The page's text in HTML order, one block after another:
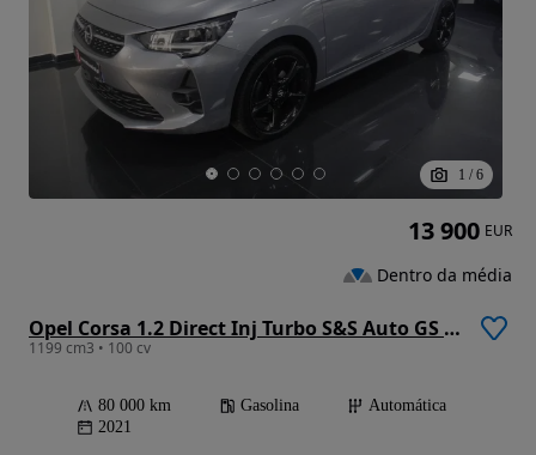
1 / 6
Opel Corsa 1.2 Direct Inj Turbo S&S Auto GS Line
1199 cm3 • 100 cv
80 000 km Gasolina
Automática
2021
13 900 EUR
Dentro da média